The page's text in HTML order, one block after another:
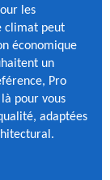
les
climat peut
économique
un
Pro
pour vous
adaptées